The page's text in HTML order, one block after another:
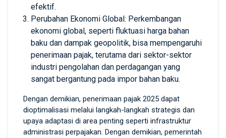
efektif.
Perubahan Ekonomi Global: Perkembangan
ekonomi global, seperti fluktuasi harga bahan
baku dan dampak geopolitik, bisa mempengaruhi
penerimaan pajak, terutama dari sektor-sektor
industri pengolahan dan perdagangan yang
sangat bergantung pada impor bahan baku.
Dengan demikian, penerimaan pajak 2025 dapat
dioptimalisasi melalui langkah-langkah strategis dan
upaya adaptasi di area penting seperti infrastruktur
administrasi perpajakan. Dengan demikian, pemerintah